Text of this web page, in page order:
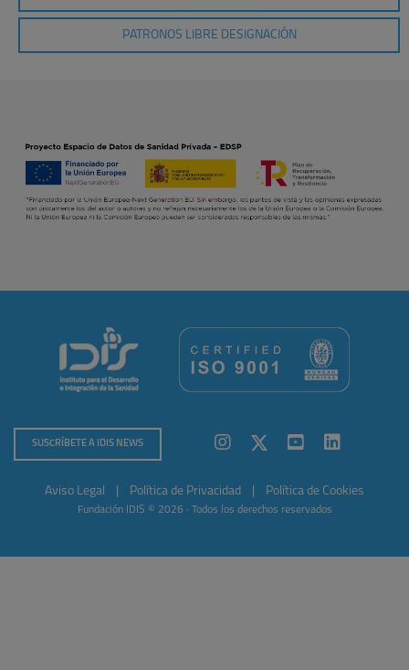
PATRONOS LIBRE DESIGNACIÓN
SUSCRÍBETE A IDIS NEWS
Aviso Legal Política de Privacidad Política de Cookies
Fundación IDIS © 2026 · Todos los derechos reservados